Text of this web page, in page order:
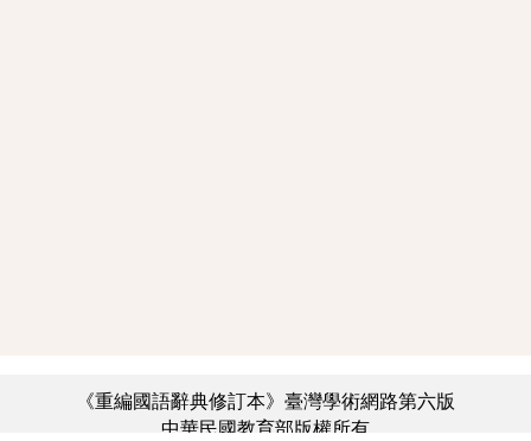
《重編國語辭典修訂本》臺灣學術網路第六版
中華民國教育部版權所有